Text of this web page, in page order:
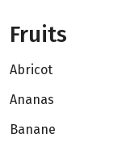
Fruits
Abricot
Ananas
Banane